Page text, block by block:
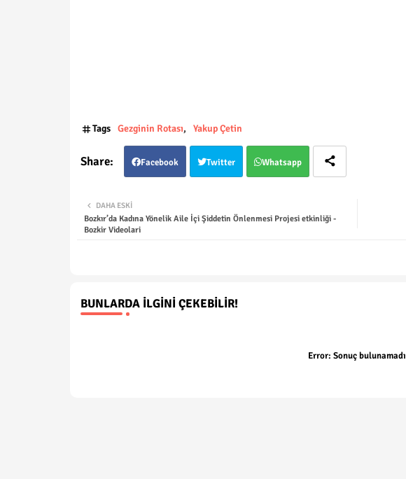
Tags Gezginin Rotası Yakup Çetin
Facebook Twitter Whatsapp
DAHA ESKI
Bozkır’da Kadına Yönelik Aile İçi Şiddetin Önlenmesi Projesi etkinliği -
Bozkir Videolari
BUNLARDA İLGINI ÇEKEBILIR!
Error: Sonuç bulunamadı